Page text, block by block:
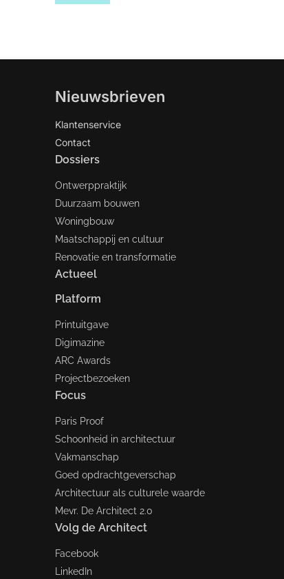
Nieuwsbrieven
Klantenservice
Contact
Dossiers
Ontwerppraktijk
Duurzaam bouwen
Woningbouw
Maatschappij en cultuur
Renovatie en transformatie
Actueel
Platform
Printuitgave
Digimazine
ARC Awards
Projectbezoeken
Focus
Paris Proof
Schoonheid in architectuur
Vakmanschap
Goed opdrachtgeverschap
Architectuur als culturele waarde
Mevr. De Architect 2.0
Volg de Architect
Facebook
LinkedIn